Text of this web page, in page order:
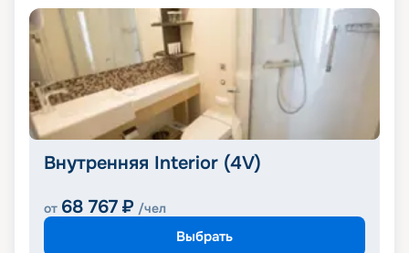
Внутренняя Interior (4V)
от 68 767 ₽ /чел
Выбрать